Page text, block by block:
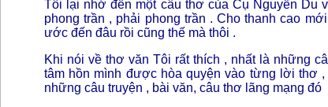
Tôi lại nhớ đến một câu thơ của Cụ Nguyễn Du
phong trần , phải phong trần . Cho thanh cao
ước đến đâu rồi cũng thế mà thôi .
Khi nói về thơ văn Tôi rất thích , nhất là những
tâm hồn mình được hòa quyện vào từng lời thơ
những câu truyện , bài văn, câu thơ lãng mạng đó